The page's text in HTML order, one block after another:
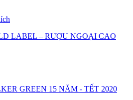
LABEL – RƯỢU NGOẠI CAO